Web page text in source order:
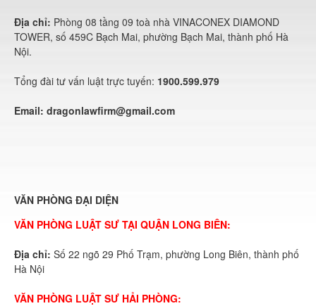
Địa chỉ: Phòng 08 tầng 09 toà nhà VINACONEX DIAMOND
TOWER, số 459C Bạch Mai, phường Bạch Mai, thành phố Hà
Nội.
Tổng đài tư vấn luật trực tuyến: 1900.599.979
Email: dragonlawfirm@gmail.com
VĂN PHÒNG ĐẠI DIỆN
VĂN PHÒNG LUẬT SƯ TẠI QUẬN LONG BIÊN:
Địa chỉ: Số 22 ngõ 29 Phố Trạm, phường Long Biên, thành phố
Hà Nội
VĂN PHÒNG LUẬT SƯ HẢI PHÒNG: